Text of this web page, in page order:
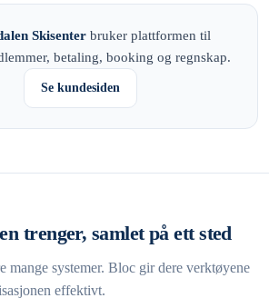
Skisenterbruker plattformen til
betaling, booking og regnskap.
Se kundesiden
trenger, samlet på ett sted
mange systemer. Bloc gir dere verktøyene
effektivt.